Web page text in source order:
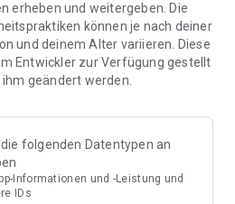
Android 5.0 oder höher. Entwickelt
Android-Technologien.
Station
U-Bahn-Ausgänge und
jede Station.
Erhalten Sie Routen- und
erheben und weitergeben. Die
können je nach deiner
und deinem Alter variieren. Diese
Entwickler zur Verfügung gestellt
geändert werden.
folgenden Datentypen an
Informationen und -Leistung und
IDs